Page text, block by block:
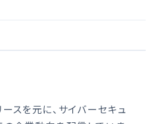
ースを元に、サイバーセキュ